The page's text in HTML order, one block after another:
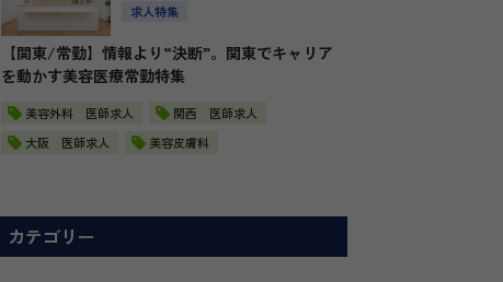
求人特集
【関東/常勤】情報より“決断”。関東でキャリア
を動かす美容医療常勤特集
美容外科 医師求人
関西 医師求人
大阪 医師求人
美容皮膚科
カテゴリー